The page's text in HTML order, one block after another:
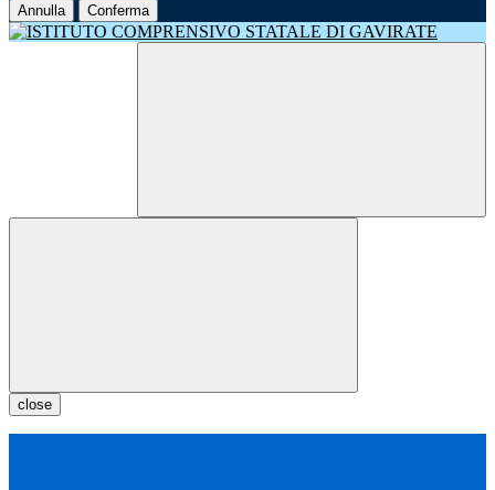
Annulla Conferma
close